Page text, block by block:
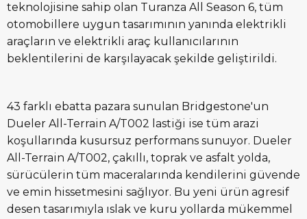
teknolojisine sahip olan Turanza All Season 6, tüm
otomobillere uygun tasarımının yanında elektrikli
araçların ve elektrikli araç kullanıcılarının
beklentilerini de karşılayacak şekilde geliştirildi.
43 farklı ebatta pazara sunulan Bridgestone'un
Dueler All-Terrain A/T002 lastiği ise tüm arazi
koşullarında kusursuz performans sunuyor. Dueler
All-Terrain A/T002, çakıllı, toprak ve asfalt yolda,
sürücülerin tüm maceralarında kendilerini güvende
ve emin hissetmesini sağlıyor. Bu yeni ürün agresif
desen tasarımıyla ıslak ve kuru yollarda mükemmel